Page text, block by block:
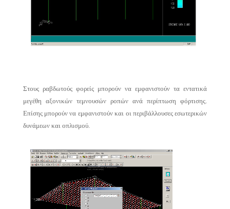
Στους ραβδωτούς φορείς μπορούν να εμφανιστούν τα εντατικά
μεγέθη αξονικών τεμνουσών ροπών ανά περίπτωση φόρτισης.
Επίσης μπορούν να εμφανιστούν και οι περιβάλλουσες εσωτερικών
δυνάμεων και οπλισμού.